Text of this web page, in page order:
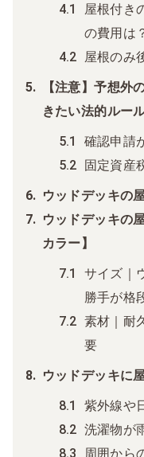
屋根付き
の費用は
屋根のみ
【注意】予想外
きたい法的ルー
確認申請
固定資産
ウッドデッキの
ウッドデッキの
カラー】
サイズ｜
勝手が格
素材｜耐
要
ウッドデッキに
紫外線や
洗濯物が
周囲から